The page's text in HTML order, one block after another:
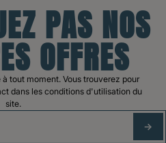
PAS NOS
OFFRES
tout moment. Vous trouverez pour
dans les conditions d'utilisation du
site.